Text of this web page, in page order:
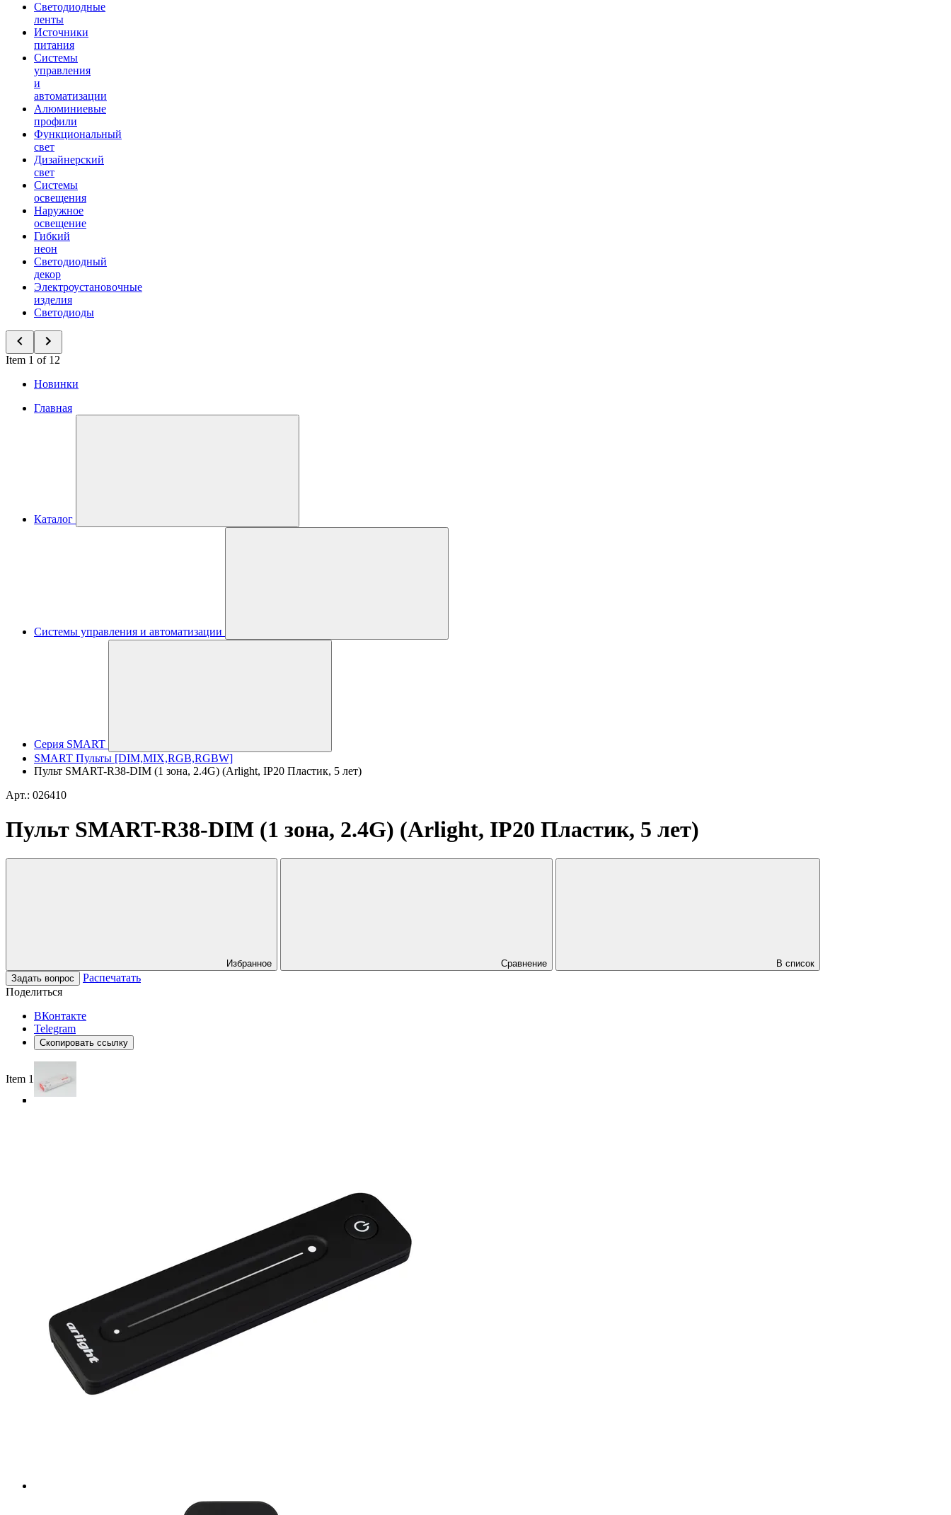
Светодиодные
ленты
Источники
питания
Системы
управления
и
автоматизации
Алюминиевые
профили
Функциональный
свет
Дизайнерский
свет
Системы
освещения
Наружное
освещение
Гибкий
неон
Светодиодный
декор
Электроустановочные
изделия
Светодиоды
Item 1 of 12
Новинки
Главная
Каталог
Системы управления и автоматизации
Серия SMART
SMART Пульты [DIM,MIX,RGB,RGBW]
Пульт SMART-R38-DIM (1 зона, 2.4G) (Arlight, IP20 Пластик, 5 лет)
Арт.: 026410
Пульт SMART-R38-DIM (1 зона, 2.4G) (Arlight, IP20 Пластик, 5 лет)
Избранное Сравнение
В список
Задать вопрос
Распечатать
Поделиться
ВКонтакте
Telegram
Скопировать ссылку
Item 1 of 4